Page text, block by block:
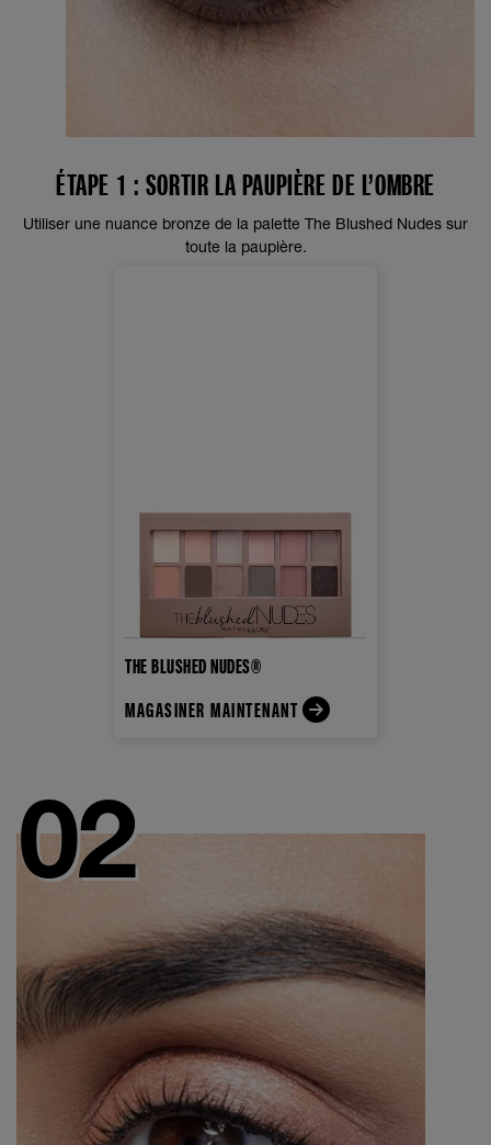
ÉTAPE 1 : SORTIR LA PAUPIÈRE DE L’OMBRE
Utiliser une nuance bronze de la palette The Blushed Nudes sur
toute la paupière.
THE BLUSHED NUDES®
MAGASINER MAINTENANT